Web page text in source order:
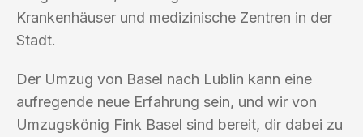
Krankenhäuser und medizinische Zentren in der
Stadt.
Der Umzug von Basel nach Lublin kann eine
aufregende neue Erfahrung sein, und wir von
Umzugskönig Fink Basel sind bereit, dir dabei zu